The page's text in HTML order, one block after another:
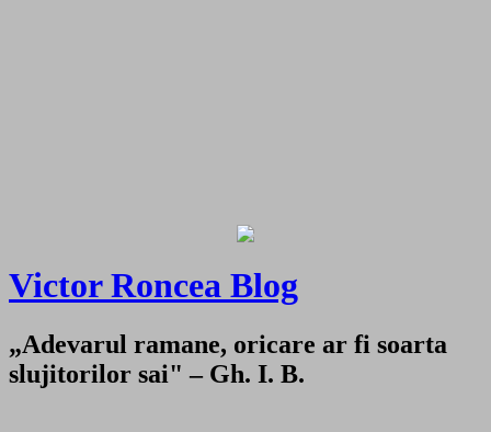
Victor Roncea Blog
„Adevarul ramane, oricare ar fi soarta
slujitorilor sai" – Gh. I. B.